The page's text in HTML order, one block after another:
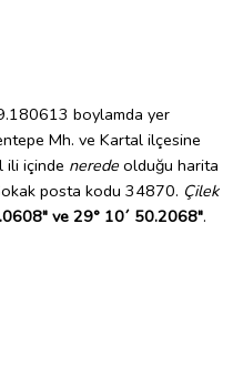
boylamda yer
Mh. ve Kartal ilçesine
ili içinde nerede olduğu harita
posta kodu 34870. Çilek
ve 29° 10´ 50.2068".